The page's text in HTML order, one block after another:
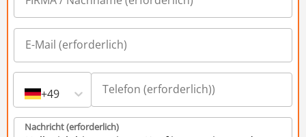
+49
Nachricht (erforderlich)